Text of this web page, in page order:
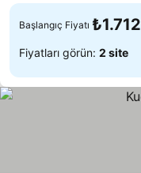
Başlangıç Fiyatı ₺1.712
Fiyatları görün: 2 site